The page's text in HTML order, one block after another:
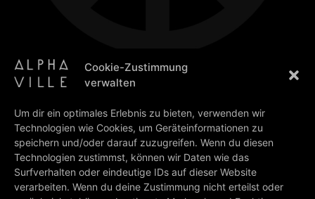
Cookie-Zustimmung
verwalten
Um dir ein optimales Erlebnis zu bieten, verwenden wir
Technologien wie Cookies, um Geräteinformationen zu
speichern und/oder darauf zuzugreifen. Wenn du diesen
Technologien zustimmst, können wir Daten wie das
Surfverhalten oder eindeutige IDs auf dieser Website
verarbeiten. Wenn du deine Zustimmung nicht erteilst oder
12/10/2023
PREV
Marian Gold zu Gast: MDR um 4
“Prostitute” & “Salvation” OUT NOW on vinyl